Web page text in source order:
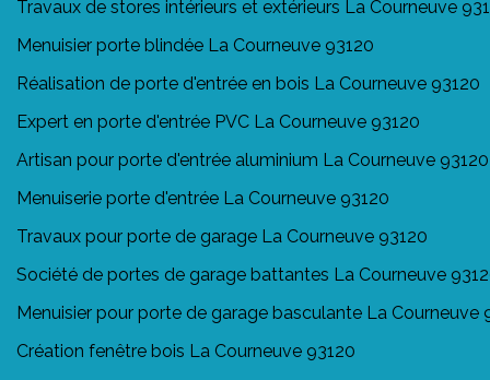
Travaux de stores intérieurs et extérieurs La Courneuve
Menuisier porte blindée La Courneuve 93120
Réalisation de porte d'entrée en bois La Courneuve 93120
Expert en porte d'entrée PVC La Courneuve 93120
Artisan pour porte d'entrée aluminium La Courneuve 93120
Menuiserie porte d'entrée La Courneuve 93120
Travaux pour porte de garage La Courneuve 93120
Société de portes de garage battantes La Courneuve
Menuisier pour porte de garage basculante La Courneuve
Création fenêtre bois La Courneuve 93120